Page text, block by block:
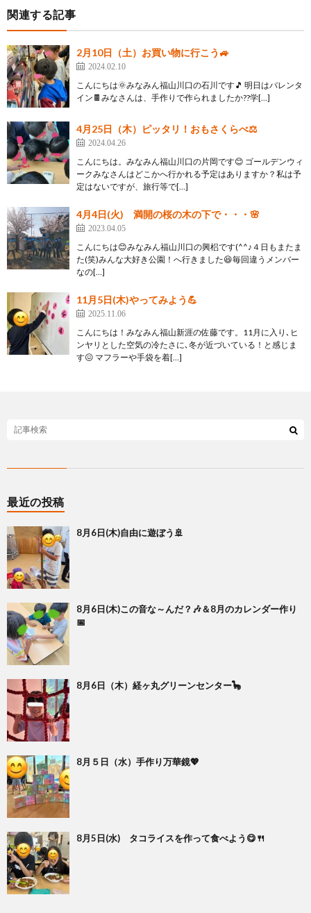
関連する記事
2月10日（土）お買い物に行こう🚙
2024.02.10
こんにちは🌞みなみん福山川口の石川です🎵 明日はバレンタ
イン🍫みなさんは、手作りで作られましたか??学[…]
4月25日（木）ピッタリ！おもさくらべ⚖
2024.04.26
こんにちは。みなみん福山川口の片岡です😊 ゴールデンウィ
ークみなさんはどこかへ行かれる予定はありますか？私は予
定はないですが、旅行等で[…]
4月4日(火) 満開の桜の木の下で・・・🌸
2023.04.05
こんにちは😊みなみん福山川口の興梠です(^^♪４日もまたま
た(笑)みんな大好き公園！へ行きました😆毎回違うメンバー
なの[…]
11月5日(木)やってみよう💪
2025.11.06
こんにちは！みなみん福山新涯の佐藤です。11月に入り､ヒ
ンヤリとした空気の冷たさに､冬が近づいている！と感じま
す😖 マフラーや手袋を着[…]
最近の投稿
8月6日(木)自由に遊ぼう🚢
8月6日(木)この音な～んだ？🎶＆8月のカレンダー作り
📅
8月6日（木）経ヶ丸グリーンセンター🦕
8月５日（水）手作り万華鏡💖
8月5日(水) タコライスを作って食べよう😋🍴